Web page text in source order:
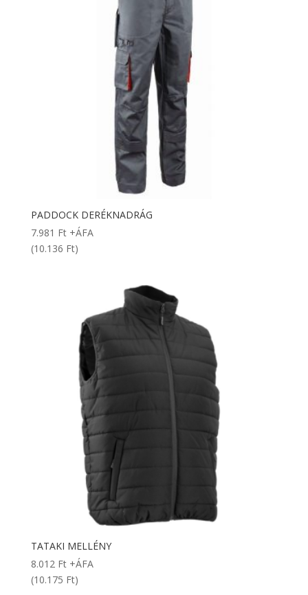
PADDOCK DERÉKNADRÁG
7.981 Ft +ÁFA
(10.136 Ft)
TATAKI MELLÉNY
8.012 Ft +ÁFA
(10.175 Ft)